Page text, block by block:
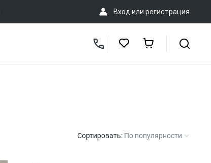
Вход или регистрация
Сортировать: По популярности